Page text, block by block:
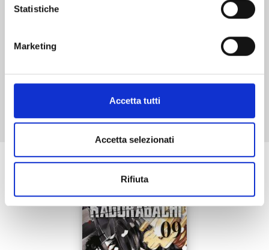
Statistiche
Marketing
Accetta tutti
Accetta selezionati
Rifiuta
Se ti è piaciuto prova anche: